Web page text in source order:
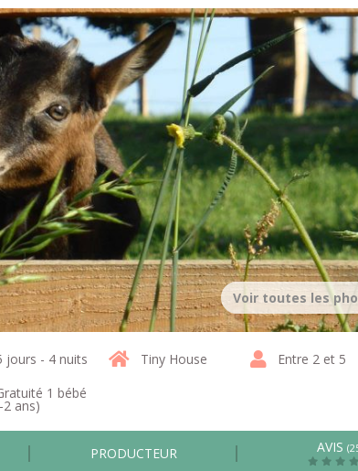
Voir toutes les
jours - 4 nuits Tiny House
Entre 2 et 5
1 bébé
2 ans)
PRODUCTEUR AVIS